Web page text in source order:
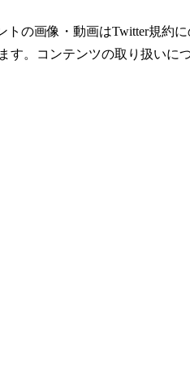
の画像・動画はTwitter規約
す。コンテンツの取り扱いに